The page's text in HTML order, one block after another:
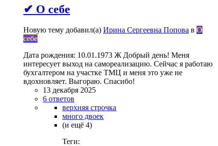
✔ О себе
Новую тему добавил(а) Ирина Сергеевна Попова в О
себе
Дата рождения: 10.01.1973 Ж Добрый день! Меня
интересует выход на самореализацию. Сейчас я работаю
бухгалтером на участке ТМЦ и меня это уже не
вдохновляет. Выгораю. Спасибо!
13 декабря 2025
6 ответов
верхняя строчка
много двоек
(и ещё 4)
Теги: